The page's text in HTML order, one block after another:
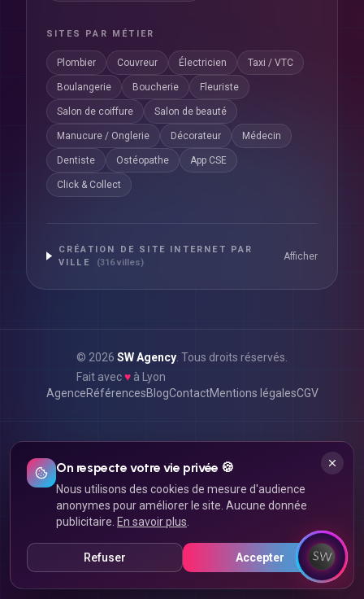
SITES PAR MÉTIER
Plombier Couvreur Électricien Taxi / VTC
Boulangerie Boucherie Fleuriste
Salon de coiffure Salon de beauté
Manucure / Onglerie Décorateur Médecin
Dentiste Ostéopathe App CSE
Click & Collect
CRÉATION DE SITE INTERNET PAR
VILLE
(316villes)
Afficher
© 2026 SW Agency . Tous droits réservés.
Fait avec♥ à Lyon
AgenceRéférencesBlogContactMentions légalesCGV
SW
AGENCY
On respecte votre vie privée 🍪
Nous utilisons des cookies de mesure d'audience
anonymes pour améliorer le site. Aucune donnée
publicitaire. En savoir plus
Refuser Accepter